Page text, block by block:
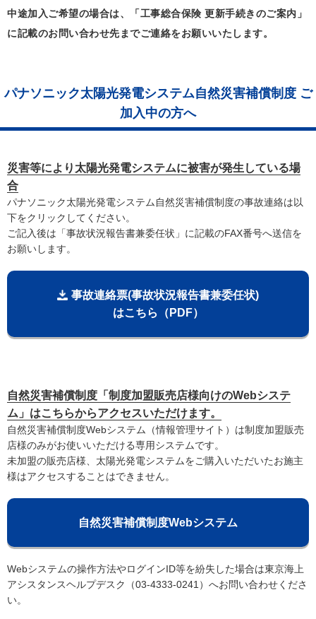
中途加入ご希望の場合は、「工事総合保険 更新手続きのご案内」
に記載のお問い合わせ先までご連絡をお願いいたします。
パナソニック太陽光発電システム自然災害補償制度 ご
加入中の方へ
災害等により太陽光発電システムに被害が発生している場
合
パナソニック太陽光発電システム自然災害補償制度の事故連絡は以
下をクリックしてください。
ご記入後は「事故状況報告書兼委任状」に記載のFAX番号へ送信を
お願いします。
事故連絡票(事故状況報告書兼委任状)
はこちら（PDF）
自然災害補償制度「制度加盟販売店様向けのWebシステ
ム」はこちらからアクセスいただけます。
自然災害補償制度Webシステム（情報管理サイト）は制度加盟販売
店様のみがお使いいただける専用システムです。
未加盟の販売店様、太陽光発電システムをご購入いただいたお施主
様はアクセスすることはできません。
自然災害補償制度Webシステム
Webシステムの操作方法やログインID等を紛失した場合は東京海上
アシスタンスヘルプデスク（03-4333-0241）へお問い合わせくださ
い。